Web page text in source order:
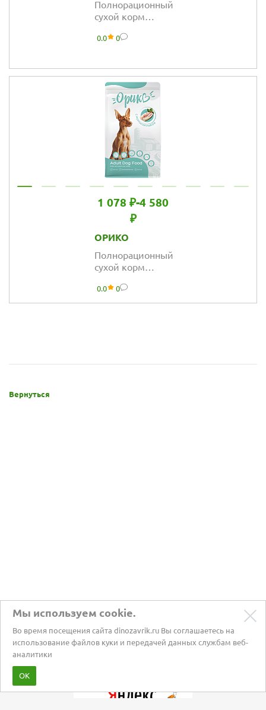
Полнорационный
сухой корм
взрослых собак
0.0 0
1 078 ₽-4 580
₽
ОРИКО
Полнорационный
сухой корм
взрослых собак
всех пород,
0.0 0
Вернуться
Мы используем cookie.
Во время посещения сайта dinozavrik.ru Вы соглашаетесь на
использование файлов куки и передачей данных службам веб-
аналитики
ОК